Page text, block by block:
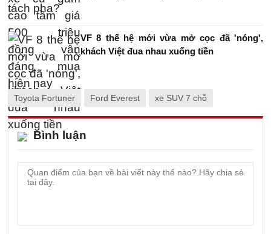
VF 8 thế hệ mới vừa mở cọc đã 'nóng',
khách Việt đua nhau xuống tiền
Toyota Fortuner Ford Everest xe SUV 7 chỗ
Bình luận